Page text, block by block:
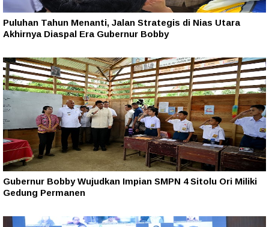
Puluhan Tahun Menanti, Jalan Strategis di Nias Utara
Akhirnya Diaspal Era Gubernur Bobby
Gubernur Bobby Wujudkan Impian SMPN 4 Sitolu Ori Miliki
Gedung Permanen